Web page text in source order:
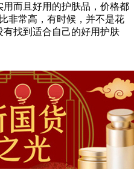
用而且好用的护肤品，价格都
非常高，有时候，并不是花
找到适合自己的好用护肤